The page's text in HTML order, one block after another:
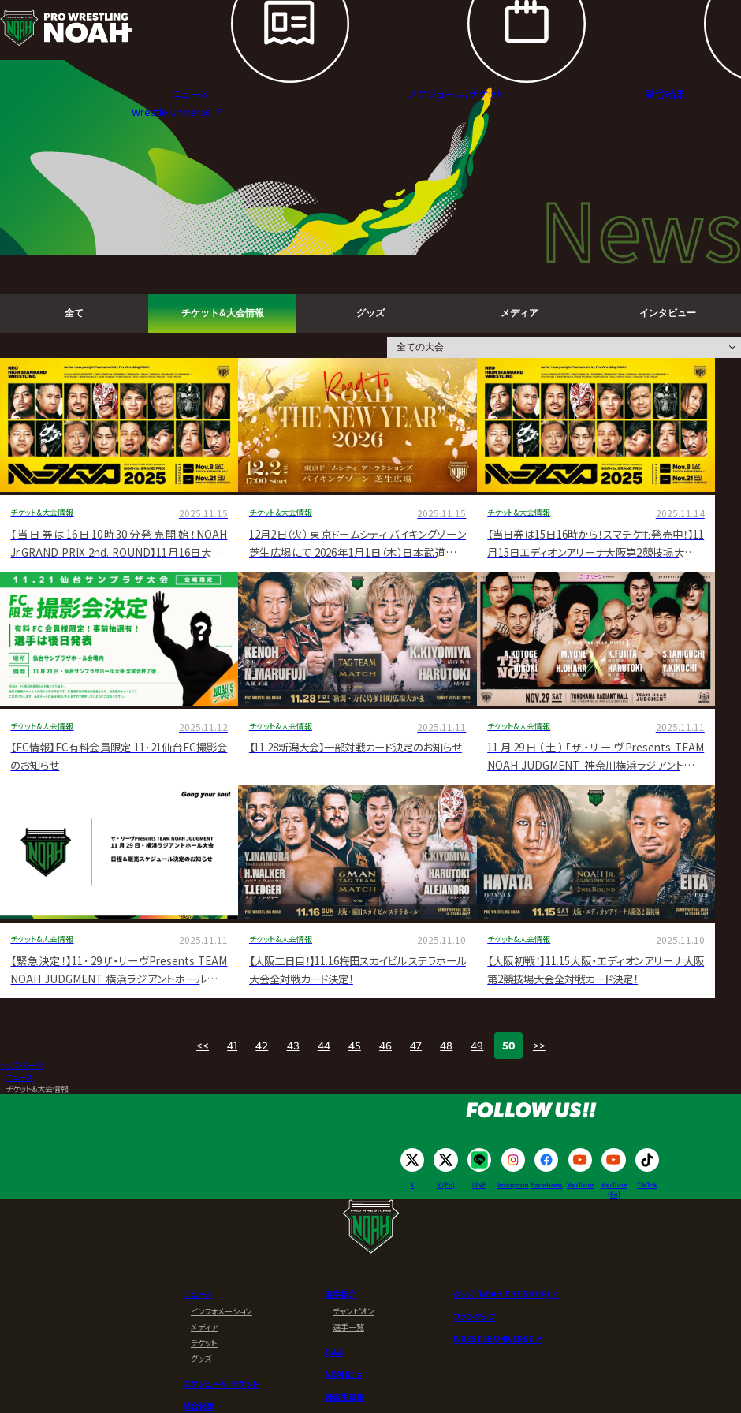
ニ
ュ
レ
ス
リ
グ・
ノ
ア
公
式
サ
イ
ト
ニュース スケジュール/チケット 試合結果
Wrestle Universe ↗︎
Newsニュース
News
全て チケット&大会情報 グッズ メディア インタビュー
チケット&大会情報 2025.11.15
【当日券は16日10時30分発売開始！NOAH
Jr.GRAND PRIX 2nd. ROUND】11月16日大阪・
梅田ステラホール大会チケット直前情報
チケット&大会情報 2025.11.15
12月2日（火） 東京ドームシティ バイキングゾーン
芝生広場にて 2026年1月1日（木）日本武道館大
会に向けた公開イベント開催が決定
チケット&大会情報 2025.11.14
【当日券は15日16時から！スマチケも発売中！】11
月15日エディオンアリーナ大阪第2競技場大会チ
ケット直前情報【新GHC王者Yoshikiが大阪上
陸！】
チケット&大会情報 2025.11.12
【FC情報】FC有料会員限定 11･21仙台FC撮影会
のお知らせ
チケット&大会情報 2025.11.11
【11.28新潟大会】一部対戦カード決定のお知らせ
チケット&大会情報 2025.11.11
11月29日（土）「ザ・リーヴPresents TEAM
NOAH JUDGMENT」神奈川横浜ラジアントホー
ル大会 全対戦カード決定のお知らせ
チケット&大会情報 2025.11.11
【緊急決定！】11･29ザ・リーヴPresents TEAM
NOAH JUDGMENT 横浜ラジアントホール大会
開催のお知らせ
チケット&大会情報 2025.11.10
【大阪二日目！】11.16梅田スカイビル ステラホール
大会全対戦カード決定！
チケット&大会情報 2025.11.10
【大阪初戦！】11.15大阪・エディオンアリーナ大阪
第2競技場大会全対戦カード決定！
<< 41 42 43 44 45 46 47 48 49 50 >>
トップページ
ニュース
チケット&大会情報
FOLLOW US!!
X X (En) LINE Instagram Facebook YouTube
YouTube
(En)
TikTok
ニュース
インフォメーション
メディア
チケット
グッズ
スケジュール/チケット
試合結果
選手紹介
チャンピオン
選手一覧
Q&A
NOAHとは
練習生募集
グッズ (NOAH THE SHOP) ↗︎
ファンクラブ
WRESTLE UNIVERSE ↗︎